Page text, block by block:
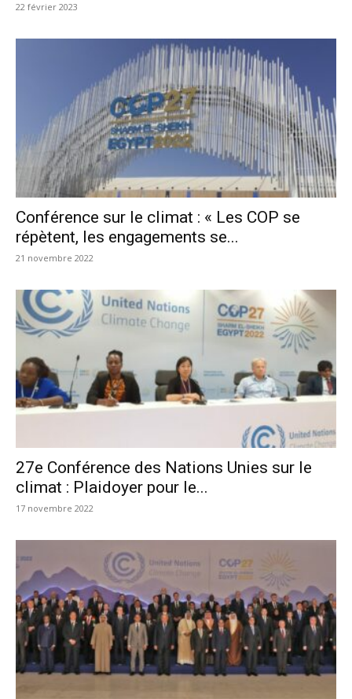
22 février 2023
Conférence sur le climat : « Les COP se
répètent, les engagements se...
21 novembre 2022
27e Conférence des Nations Unies sur le
climat : Plaidoyer pour le...
17 novembre 2022